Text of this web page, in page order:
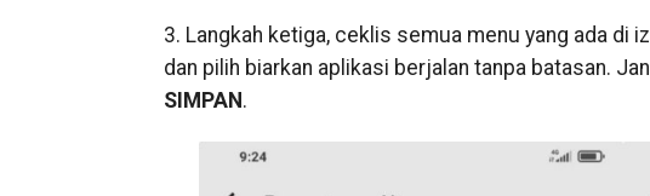
3. Langkah ketiga, ceklis semua menu yang ada di
dan pilih biarkan aplikasi berjalan tanpa batasan.
SIMPAN .